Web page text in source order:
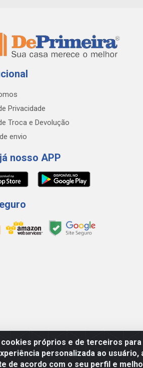
próprios e de terceiros para
personalizada ao usuário,
de acordo com o seu perfil e
Privacidade
Troca e Devolução
envio
nosso APP
COMÉRCIO E LOGÍSTICA